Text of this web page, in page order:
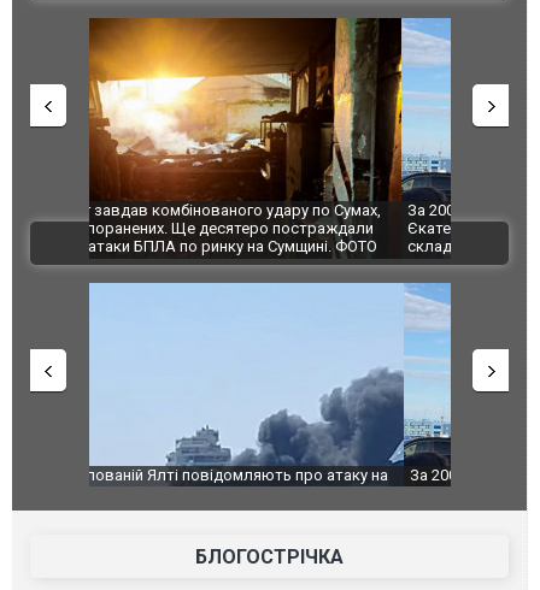
За 2000 кілометрів від кордону з Україною: в
Єкатеринбурзі після атаки дронів загорівся
склад Wildberries. ФОТО. ВІДЕО
"Мої
ВІДЕО
За 2000 кілометрів від кордону з Україною: в
склад Wildberries. ФОТО. ВІДЕО
В
БЛОГОСТРІЧКА